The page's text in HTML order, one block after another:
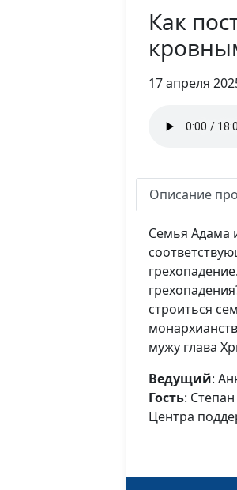
Как
17 апреля
Описание
Семья Адама
строиться
мужу глава
Ведущий:
Гость:
Центра